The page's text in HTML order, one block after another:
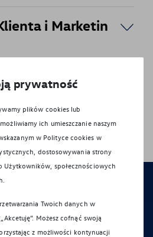
i Marketin
nowy samochód
prywatność
plików cookies lub
ich umieszczanie naszym
w Polityce cookies w
dostosowywania strony
społecznościowych
Twoich danych w
Możesz cofnąć swoją
z możliwości kontynuacji